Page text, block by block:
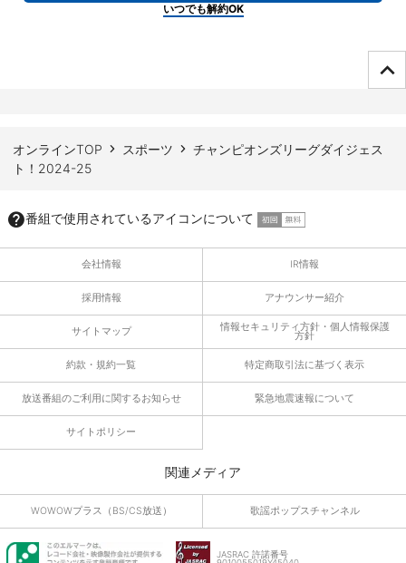
いつでも解約OK
オンラインTOP スポーツ
チャンピオンズリーグダイジェス
ト！2024-25
番組で使用されているアイコンについて
会社情報 IR情報
採用情報 アナウンサー紹介
サイトマップ 情報セキュリティ方針・個人情報保護
方針
約款・規約一覧 特定商取引法に基づく表示
放送番組のご利用に関するお知らせ 緊急地震速報について
サイトポリシー
関連メディア
WOWOWプラス（BS/CS放送） 歌謡ポップスチャンネル
JASRAC 許諾番号